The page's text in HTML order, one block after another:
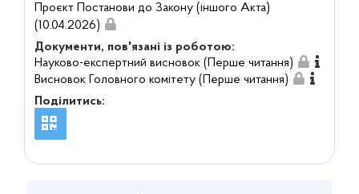
Проєкт Постанови до Закону (іншого Акта)
(10.04.2026)
Документи, пов'язані із роботою:
Науково-експертний висновок (Перше читання)
Висновок Головного комітету (Перше читання)
Поділитись: